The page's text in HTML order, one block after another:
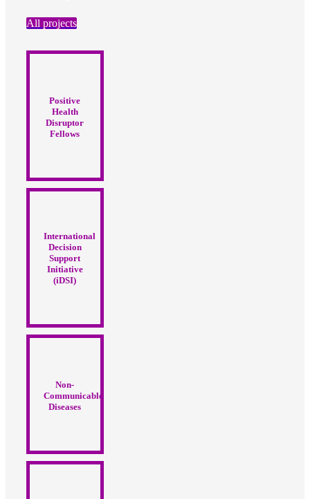
All projects
Positive
Health
Disruptor
Fellows
International
Decision
Support
Initiative
(iDSI)
Non-
Communicable
Diseases